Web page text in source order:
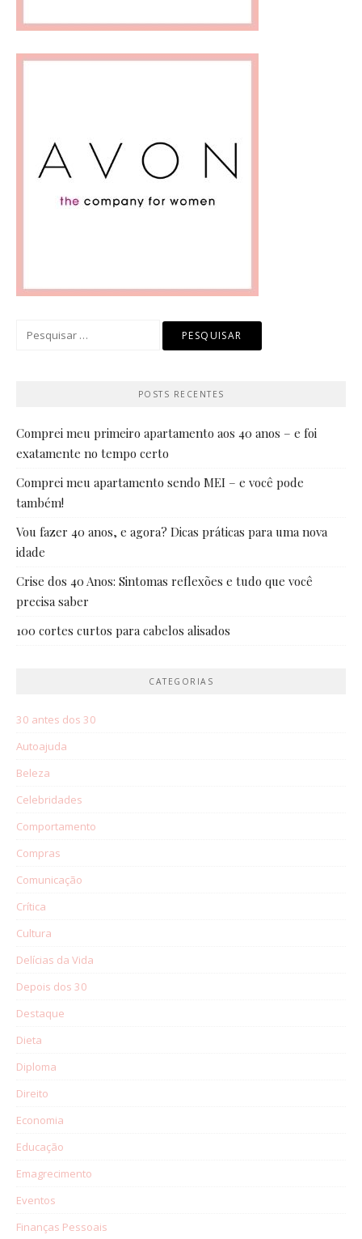
POSTS RECENTES
Comprei meu primeiro apartamento aos 40 anos – e foi
exatamente no tempo certo
Comprei meu apartamento sendo MEI – e você pode
também!
Vou fazer 40 anos, e agora? Dicas práticas para uma nova
idade
Crise dos 40 Anos: Sintomas reflexões e tudo que você
precisa saber
100 cortes curtos para cabelos alisados
CATEGORIAS
30 antes dos 30
Autoajuda
Beleza
Celebridades
Comportamento
Compras
Comunicação
Crítica
Cultura
Delícias da Vida
Depois dos 30
Destaque
Dieta
Diploma
Direito
Economia
Educação
Emagrecimento
Eventos
Finanças Pessoais